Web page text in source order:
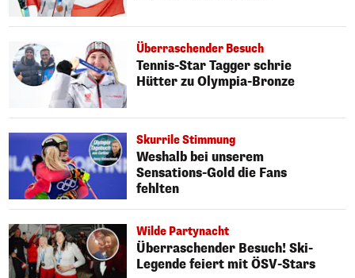
Überraschender Besuch
Tennis-Star Tagger schrie
Hütter zu Olympia-Bronze
Skurrile Stimmung
Weshalb bei unserem
Sensations-Gold die Fans
fehlten
Wilde Partynacht
Überraschender Besuch! Ski-
Legende feiert mit ÖSV-Stars